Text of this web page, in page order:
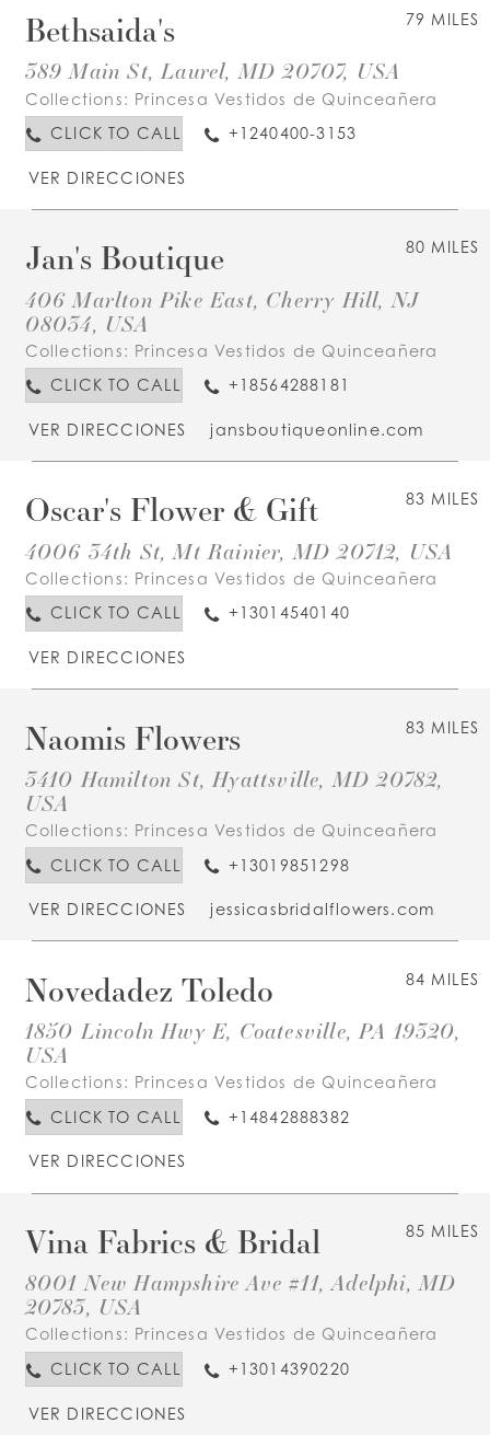
79 MILES
Bethsaida's
389 Main St, Laurel, MD 20707, USA
Collections: Princesa Vestidos de Quinceañera
CLICK TO CALL
+1240400-3153
VER DIRECCIONES
80 MILES
Jan's Boutique
406 Marlton Pike East, Cherry Hill, NJ
08034, USA
Collections: Princesa Vestidos de Quinceañera
CLICK TO CALL
+18564288181
VER DIRECCIONES jansboutiqueonline.com
83 MILES
Oscar's Flower & Gift
4006 34th St, Mt Rainier, MD 20712, USA
Collections: Princesa Vestidos de Quinceañera
CLICK TO CALL
+13014540140
VER DIRECCIONES
83 MILES
Naomis Flowers
3410 Hamilton St, Hyattsville, MD 20782,
USA
Collections: Princesa Vestidos de Quinceañera
CLICK TO CALL
+13019851298
VER DIRECCIONES jessicasbridalflowers.com
84 MILES
Novedadez Toledo
1850 Lincoln Hwy E, Coatesville, PA 19320,
USA
Collections: Princesa Vestidos de Quinceañera
CLICK TO CALL
+14842888382
VER DIRECCIONES
85 MILES
Vina Fabrics & Bridal
8001 New Hampshire Ave #11, Adelphi, MD
20783, USA
Collections: Princesa Vestidos de Quinceañera
CLICK TO CALL
+13014390220
VER DIRECCIONES